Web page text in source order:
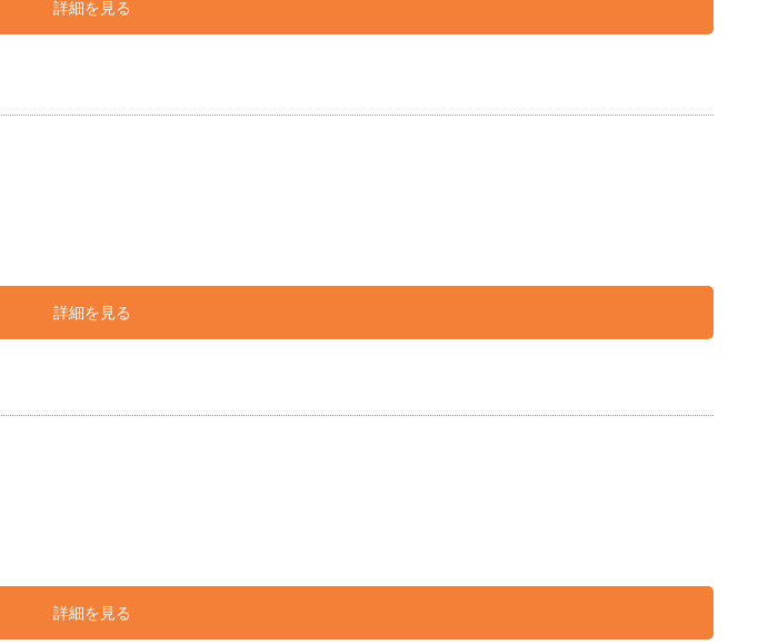
詳細を見る
詳細を見る
詳細を見る